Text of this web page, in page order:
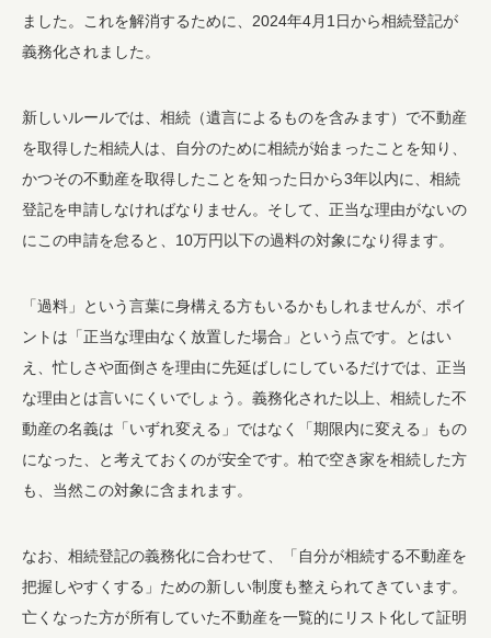
ました。これを解消するために、2024年4月1日から相続登記が
義務化されました。
新しいルールでは、相続（遺言によるものを含みます）で不動産
を取得した相続人は、自分のために相続が始まったことを知り、
かつその不動産を取得したことを知った日から3年以内に、相続
登記を申請しなければなりません。そして、正当な理由がないの
にこの申請を怠ると、10万円以下の過料の対象になり得ます。
「過料」という言葉に身構える方もいるかもしれませんが、ポイ
ントは「正当な理由なく放置した場合」という点です。とはい
え、忙しさや面倒さを理由に先延ばしにしているだけでは、正当
な理由とは言いにくいでしょう。義務化された以上、相続した不
動産の名義は「いずれ変える」ではなく「期限内に変える」もの
になった、と考えておくのが安全です。柏で空き家を相続した方
も、当然この対象に含まれます。
なお、相続登記の義務化に合わせて、「自分が相続する不動産を
把握しやすくする」ための新しい制度も整えられてきています。
亡くなった方が所有していた不動産を一覧的にリスト化して証明